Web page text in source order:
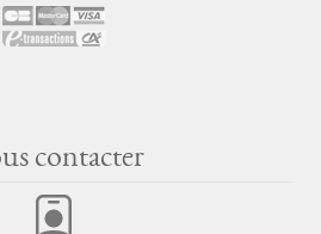
contacter